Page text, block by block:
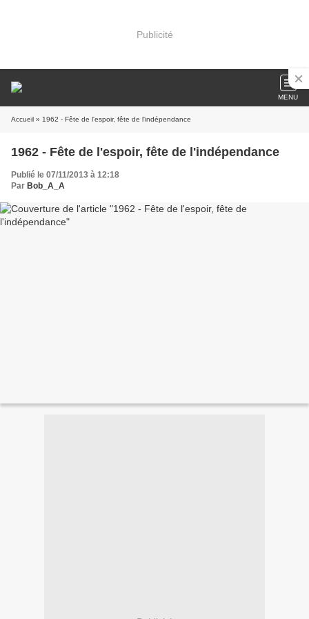
Publicité
MENU
Accueil » 1962 - Fête de l'espoir, fête de l'indépendance
1962 - Fête de l'espoir, fête de l'indépendance
Publié le 07/11/2013 à 12:18
Par Bob_A_A